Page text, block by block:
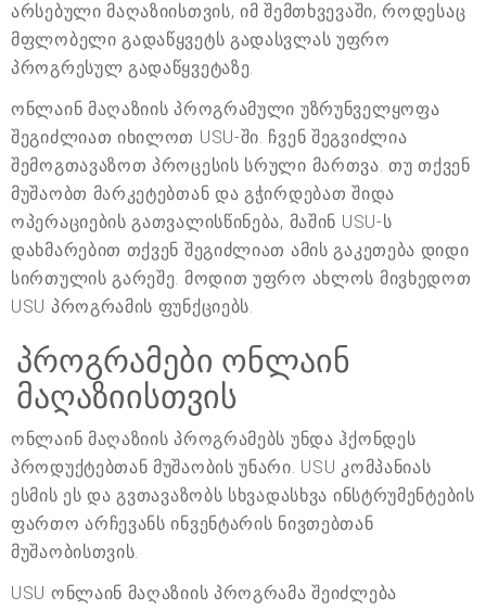
არსებული მაღაზიისთვის, იმ შემთხვევაში, როდესაც
მფლობელი გადაწყვეტს გადასვლას უფრო
პროგრესულ გადაწყვეტაზე.
ონლაინ მაღაზიის პროგრამული უზრუნველყოფა
შეგიძლიათ იხილოთ USU-ში. ჩვენ შეგვიძლია
შემოგთავაზოთ პროცესის სრული მართვა. თუ თქვენ
მუშაობთ მარკეტებთან და გჭირდებათ შიდა
ოპერაციების გათვალისწინება, მაშინ USU-ს
დახმარებით თქვენ შეგიძლიათ ამის გაკეთება დიდი
სირთულის გარეშე. მოდით უფრო ახლოს მივხედოთ
USU პროგრამის ფუნქციებს.
პროგრამები ონლაინ
მაღაზიისთვის
ონლაინ მაღაზიის პროგრამებს უნდა ჰქონდეს
პროდუქტებთან მუშაობის უნარი. USU კომპანიას
ესმის ეს და გვთავაზობს სხვადასხვა ინსტრუმენტების
ფართო არჩევანს ინვენტარის ნივთებთან
მუშაობისთვის.
USU ონლაინ მაღაზიის პროგრამა შეიძლება